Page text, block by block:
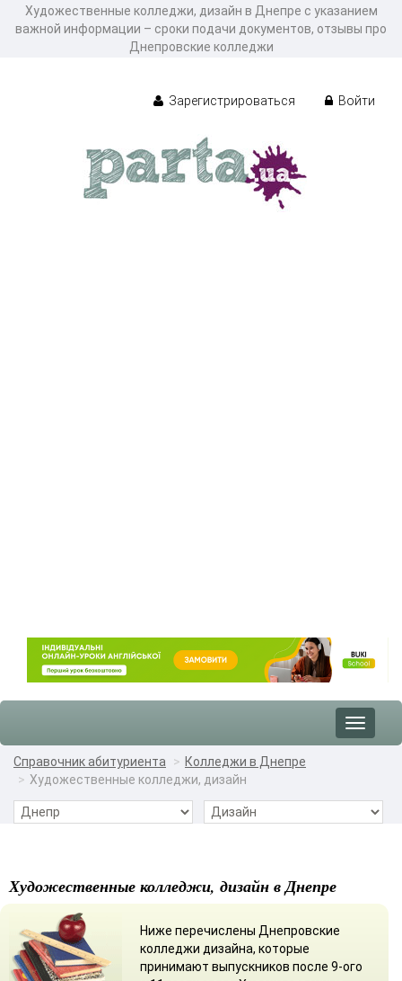
Художественные колледжи, дизайн в Днепре с указанием
важной информации – сроки подачи документов, отзывы про
Днепровские колледжи
Зарегистрироваться Войти
Toggle
Справочник абитуриента
Колледжи в Днепре
Художественные колледжи, дизайн
Художественные колледжи, дизайн в Днепре
Ниже перечислены Днепровские
колледжи дизайна, которые
принимают выпускников после 9-ого